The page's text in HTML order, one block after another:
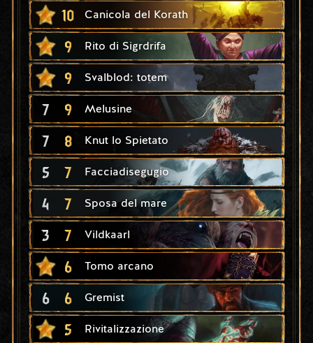
10 Canicola del Korath
9 Rito di Sigrdrifa
9 Svalblod: totem
7 9 Melusine
7 8 Knut lo Spietato
5 7 Facciadisegugio
4 7 Sposa del mare
3 7 Vildkaarl
6 Tomo arcano
6 6 Gremist
5 Rivitalizzazione